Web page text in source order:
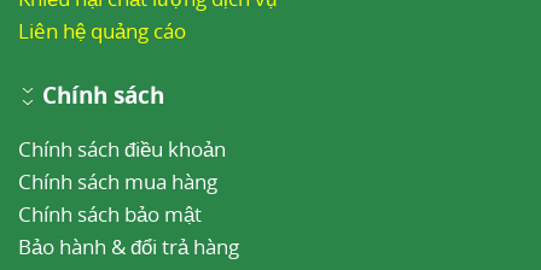
Liên hệ quảng cáo
Chính sách
Chính sách điều khoản
Chính sách mua hàng
Chính sách bảo mật
Bảo hành & đổi trả hàng